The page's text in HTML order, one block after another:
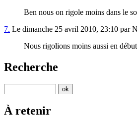
Ben nous on rigole moins dans le
7. Le dimanche 25 avril 2010, 23:10 par
Nous rigolions moins aussi en
Recherche
À retenir